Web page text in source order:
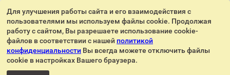
Для улучшения работы сайта и его взаимодействия с
пользователями мы используем файлы cookie. Продолжая
работу с сайтом, Вы разрешаете использование cookie-
файлов в соответствии с нашей политикой
конфиденциальности Вы всегда можете отключить файлы
cookie в настройках Вашего браузера.